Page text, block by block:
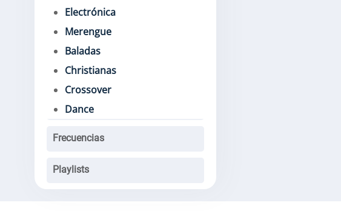
Electrónica
Merengue
Baladas
Christianas
Crossover
Dance
Frecuencias
Playlists